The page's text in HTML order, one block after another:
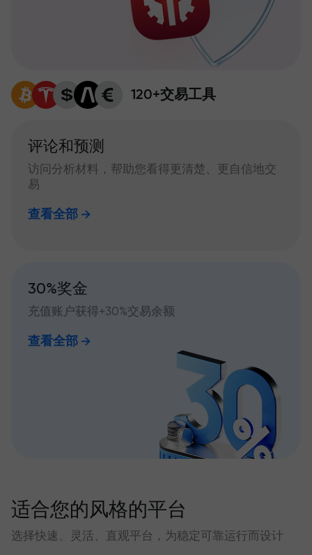
120+交易工具
评论和预测
访问分析材料，帮助您看得更清楚、更自信地交
易
查看全部
30%奖金
充值账户获得+30%交易余额
查看全部
适合您的风格的平台
选择快速、灵活、直观平台，为稳定可靠运行而设计